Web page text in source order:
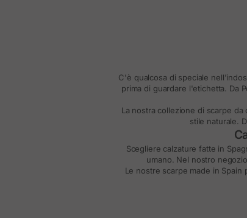
C'è qualcosa di speciale
prima di guardare l'etichetta. Da
La nostra collezione di scarpe da
stile naturale.
Scegliere calzature fatte in
umano. Nel nostro
Le nostre scarpe made in Spain